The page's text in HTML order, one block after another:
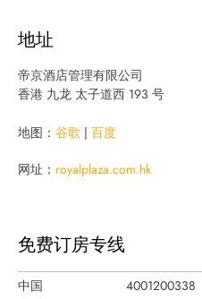
地址
帝京酒店管理有限公司
香港 九龙 太子道西 193 号
地图： 谷歌 百度
网址： royalplaza.com.hk
免费订房专线
中国
4001200338